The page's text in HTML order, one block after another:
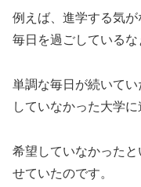
例えば、進学する気
毎日を過ごしているな
単調な毎日が続いて
していなかった大学に
希望していなかった
せていたのです。